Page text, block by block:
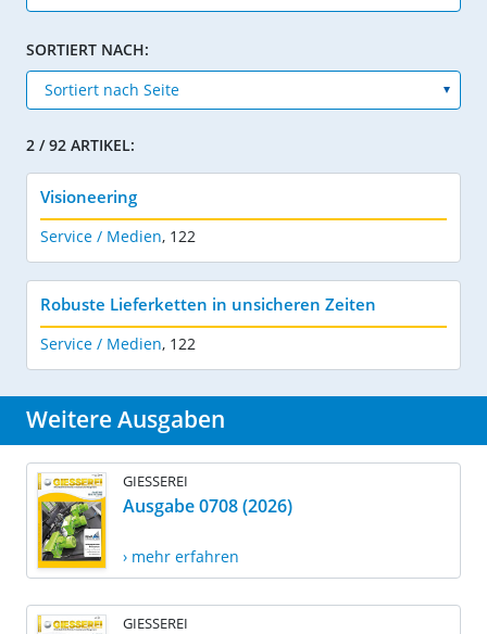
SORTIERT NACH:
2 / 92 ARTIKEL:
Visioneering
Service / Medien, 122
Robuste Lieferketten in unsicheren Zeiten
Service / Medien, 122
Weitere Ausgaben
GIESSEREI
Ausgabe 0708 (2026)
› mehr erfahren
GIESSEREI